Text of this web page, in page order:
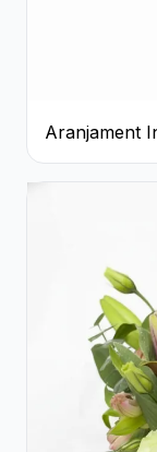
Aranjament
și